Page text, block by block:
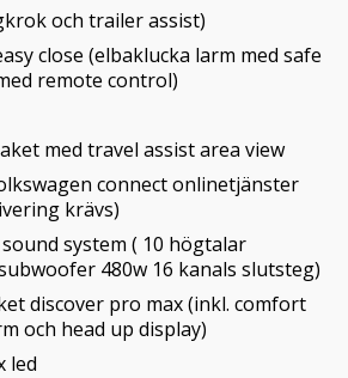
och trailer assist)
close (elbaklucka larm med safe
remote control)
med travel assist area view
connect onlinetjänster
krävs)
system ( 10 högtalar
480w 16 kanals slutsteg)
discover pro max (inkl. comfort
och head up display)
led